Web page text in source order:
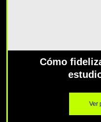
Cómo
Ver